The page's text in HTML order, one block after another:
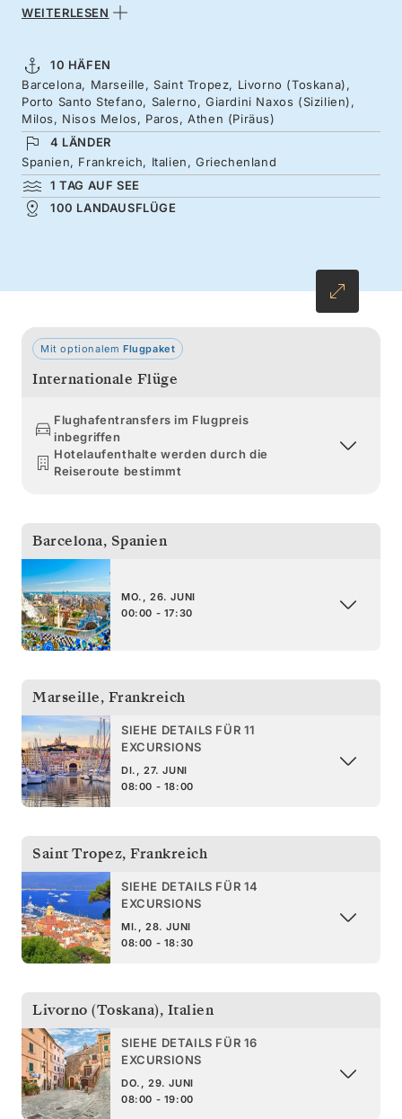
Metropolen über geschichtsträchtige Inseln
Küche berühmt sind. Während die Sagrada
Família langsam am Horizont verschwindet,
nehmen Sie Kurs auf das lebhafte Marseille,
die duftende Provence und den mondänen
Glanz von Saint-Tropez. Weiter geht es zu den
sonnengereiften Aromen der Toskana, gefolgt
WEITERLESEN
10 HÄFEN
Barcelona, Marseille, Saint Tropez, Livorno (Toskana),
Porto Santo Stefano, Salerno, Giardini Naxos (Sizilien),
Milos, Nisos Melos, Paros, Athen (Piräus)
4 LÄNDER
Spanien, Frankreich, Italien, Griechenland
1 TAG AUF SEE
100 LANDAUSFLÜGE
Mit optionalem Flugpaket
Internationale Flüge
Flughafentransfers im Flugpreis
inbegriffen
Hotelaufenthalte werden durch die
Reiseroute bestimmt
Barcelona, Spanien
MO., 26. JUNI
00:00 - 17:30
Marseille, Frankreich
SIEHE DETAILS FÜR 11
EXCURSIONS
DI., 27. JUNI
08:00 - 18:00
Saint Tropez, Frankreich
SIEHE DETAILS FÜR 14
EXCURSIONS
MI., 28. JUNI
08:00 - 18:30
Livorno (Toskana), Italien
SIEHE DETAILS FÜR 16
EXCURSIONS
DO., 29. JUNI
08:00 - 19:00